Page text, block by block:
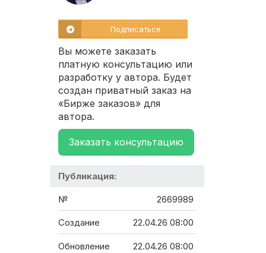
Подписаться
Вы можете заказать
платную консультацию или
разработку у автора. Будет
создан приватный заказ на
«Бирже заказов» для
автора.
Заказать консультацию
Публикация:
№ 2669989
Создание 22.04.26 08:00
Обновление 22.04.26 08:00